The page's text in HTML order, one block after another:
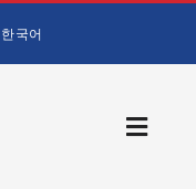
한국어
Toggle